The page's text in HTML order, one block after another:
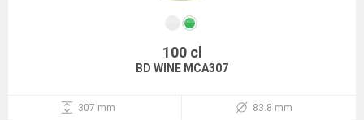
100 cl
BD WINE MCA307
307 mm 83.8 mm